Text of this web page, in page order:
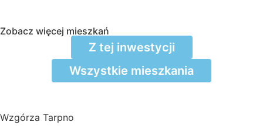
Zobacz więcej mieszkań
Z tej inwestycji
Wszystkie mieszkania
Wzgórza Tarpno